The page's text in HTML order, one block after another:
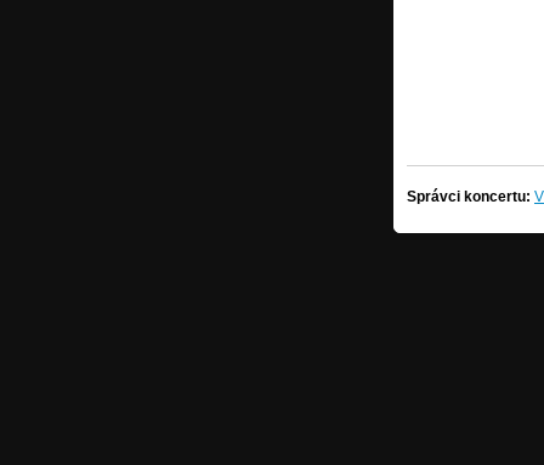
Správci koncertu: